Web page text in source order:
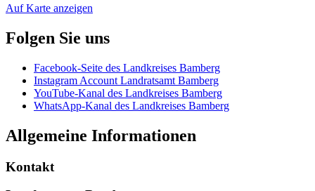
Auf Karte anzeigen
Folgen Sie uns
Facebook-Seite des Landkreises Bamberg
Instagram Account Landratsamt Bamberg
YouTube-Kanal des Landkreises Bamberg
WhatsApp-Kanal des Landkreises Bamberg
Allgemeine Informationen
Kontakt